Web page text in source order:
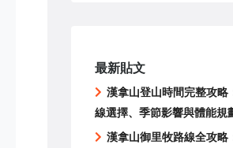
最新貼文
漢拿山登山時間完整攻略
線選擇、季節影響與體能規
漢拿山御里牧路線全攻略